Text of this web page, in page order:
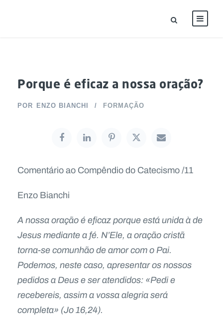
Porque é eficaz a nossa oração?
POR ENZO BIANCHI FORMAÇÃO
Comentário ao Compêndio do Catecismo /11
Enzo Bianchi
A nossa oração é eficaz porque está unida à de
Jesus mediante a fé. N’Ele, a oração cristã
torna-se comunhão de amor com o Pai.
Podemos, neste caso, apresentar os nossos
pedidos a Deus e ser atendidos: «Pedi e
recebereis, assim a vossa alegria será
completa» (Jo 16,24).